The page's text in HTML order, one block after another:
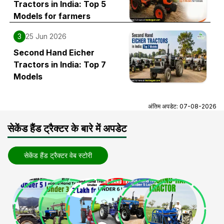
Tractors in India: Top 5
Models for farmers
3 25 Jun 2026
Second Hand Eicher
Tractors in India: Top 7
Models
अंतिम अपडेट: 07-08-2026
सेकेंड हैंड ट्रैक्टर के बारे में अपडेट
सेकेंड हैंड ट्रैक्टर वेब स्टोरी